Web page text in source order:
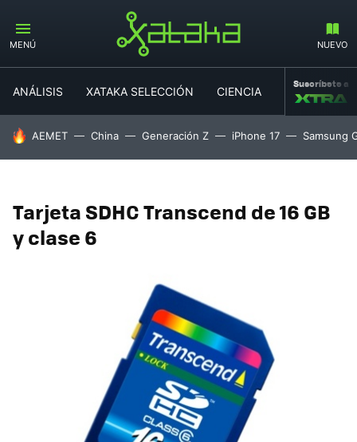
MENÚ NUEVO
ANÁLISIS XATAKA SELECCIÓN CIENCIA MOVILIDAD
Suscríbete a
HOY SE HABLA DE
AEMET China Generación Z iPhone 17 Samsung
Tarjeta SDHC Transcend de 16 GB
y clase 6